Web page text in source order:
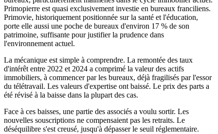
Primopierre est quasi exclusivement investie en bureaux franciliens.
Primovie, historiquement positionnée sur la santé et l'éducation,
porte elle aussi une poche de bureaux d'environ 17 % de son
patrimoine, suffisante pour justifier la prudence dans
l'environnement actuel.
La mécanique est simple à comprendre. La remontée des taux
d'intérêt entre 2022 et 2024 a comprimé la valeur des actifs
immobiliers, à commencer par les bureaux, déjà fragilisés par l'essor
du télétravail. Les valeurs d'expertise ont baissé. Le prix des parts a
été révisé à la baisse dans la plupart des cas.
Face à ces baisses, une partie des associés a voulu sortir. Les
nouvelles souscriptions ne compensaient pas les retraits. Le
déséquilibre s'est creusé, jusqu'à dépasser le seuil réglementaire.